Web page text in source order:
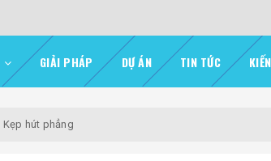
GIẢI PHÁP DỰ ÁN TIN TỨC
Kẹp hút phẳng